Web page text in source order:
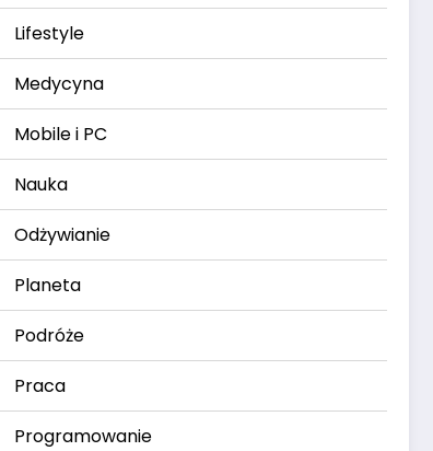
Lifestyle
Medycyna
Mobile i PC
Nauka
Odżywianie
Planeta
Podróże
Praca
Programowanie